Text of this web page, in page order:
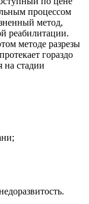
процессом
метод,
реабилитации.
методе разрезы
гораздо
на стадии